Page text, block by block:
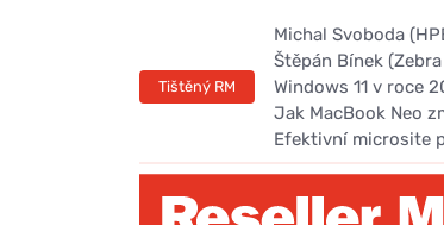
Tištěný RM
Michal Svoboda
Štěpán Bínek
Windows 11 v roce
Jak MacBook Neo
Efektivní microsite